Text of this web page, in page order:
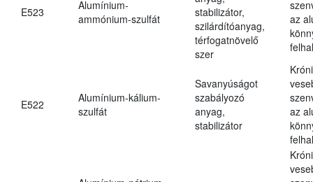
E523
Alumínium-
ammónium-szulfát
stabilizátor,
szilárdítóanyag,
térfogatnövelő
szer
az
E522
Alumínium-kálium-
szulfát
Savanyúságot
szabályozó
anyag,
stabilizátor
az